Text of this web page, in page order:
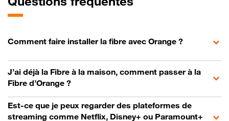
Comment faire installer la fibre avec Orange ?
J’ai déjà la Fibre à la maison, comment passer à la
Fibre d’Orange ?
Est-ce que je peux regarder des plateformes de
streaming comme Netflix, Disney+ ou Paramount+